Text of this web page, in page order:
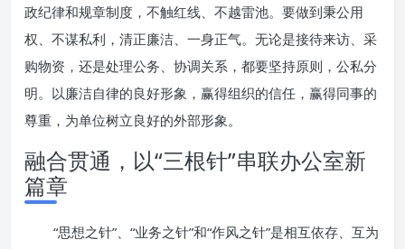
政纪律和规章制度，不触红线、不越雷池。要做到秉公用
权、不谋私利，清正廉洁、一身正气。无论是接待来访、采
购物资，还是处理公务、协调关系，都要坚持原则，公私分
明。以廉洁自律的良好形象，赢得组织的信任，赢得同事的
尊重，为单位树立良好的外部形象。
融合贯通，以“三根针”串联办公室新
篇章
“思想之针”、“业务之针”和“作风之针”是相互依存、互为